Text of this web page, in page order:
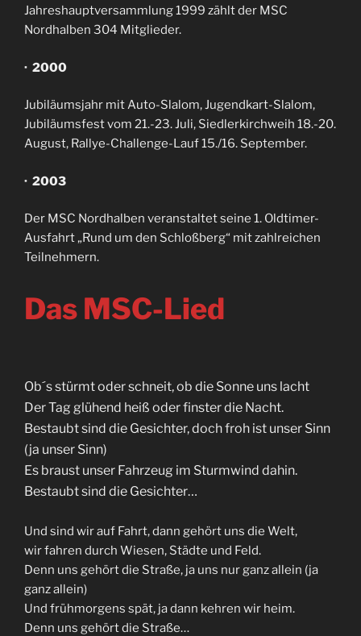
Jahreshauptversammlung 1999 zählt der MSC
Nordhalben 304 Mitglieder.
· 2000
Jubiläumsjahr mit Auto-Slalom, Jugendkart-Slalom,
Jubiläumsfest vom 21.-23. Juli, Siedlerkirchweih 18.-20.
August, Rallye-Challenge-Lauf 15./16. September.
· 2003
Der MSC Nordhalben veranstaltet seine 1. Oldtimer-
Ausfahrt „Rund um den Schloßberg“ mit zahlreichen
Teilnehmern.
Das MSC-Lied
Ob´s stürmt oder schneit, ob die Sonne uns lacht
Der Tag glühend heiß oder finster die Nacht.
Bestaubt sind die Gesichter, doch froh ist unser Sinn
(ja unser Sinn)
Es braust unser Fahrzeug im Sturmwind dahin.
Bestaubt sind die Gesichter…
Und sind wir auf Fahrt, dann gehört uns die Welt,
wir fahren durch Wiesen, Städte und Feld.
Denn uns gehört die Straße, ja uns nur ganz allein (ja
ganz allein)
Und frühmorgens spät, ja dann kehren wir heim.
Denn uns gehört die Straße…